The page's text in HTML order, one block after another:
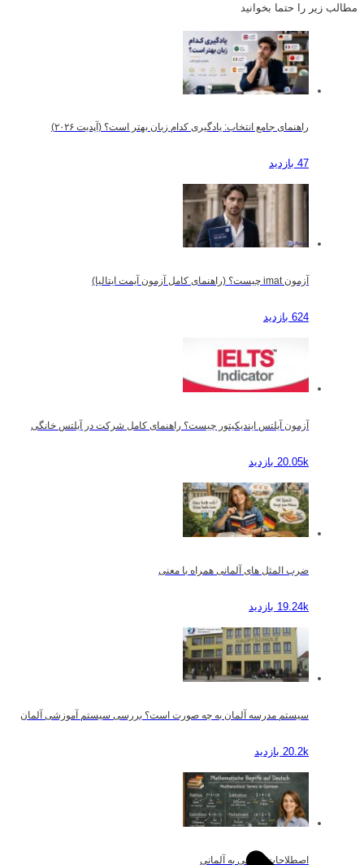
مطالب زیر را حتما بخوانید
راهنمای جامع انتخاب: یادگیری کدام زبان بهتر است؟ (آپدیت ۲۰۲۶)
47 بازدید
آزمون imat چیست؟ (راهنمای کامل آزمون آیمت ایتالیا)
624 بازدید
آزمون آیلتس ایندیکیتور چیست؟ راهنمای کامل شرکت در آیلتس خانگی
20.05k بازدید
ضرب المثل های آلمانی همراه با معنی
19.24k بازدید
سیستم مدرسه آلمان به چه صورت است؟ بررسی سیستم آموزشی آلمان
20.2k بازدید
اصطلاحات ریاضی به آلمانی